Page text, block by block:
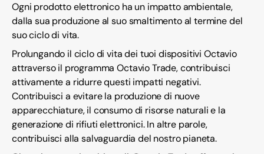
Ogni prodotto elettronico ha un impatto ambientale,
dalla sua produzione al suo smaltimento al termine del
suo ciclo di vita.
Prolungando il ciclo di vita dei tuoi dispositivi Octavio
attraverso il programma Octavio Trade, contribuisci
attivamente a ridurre questi impatti negativi.
Contribuisci a evitare la produzione di nuove
apparecchiature, il consumo di risorse naturali e la
generazione di rifiuti elettronici. In altre parole,
contribuisci alla salvaguardia del nostro pianeta.